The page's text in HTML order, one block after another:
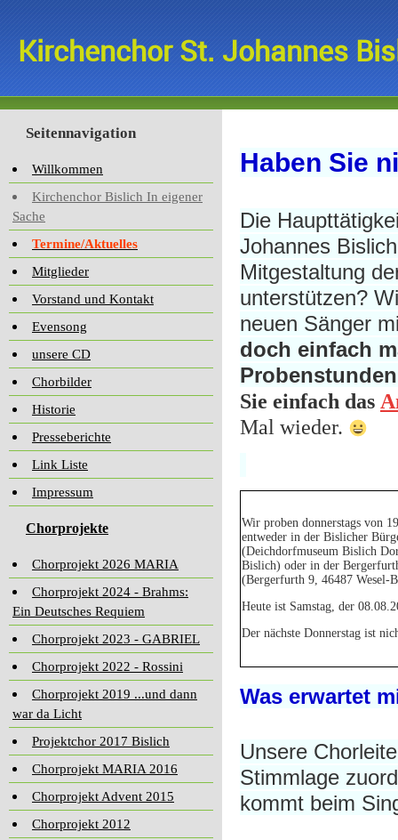
Kirchenchor St. Johannes
Seitennavigation
Willkommen
Kirchenchor Bislich In eigener
Sache
Termine/Aktuelles
Mitglieder
Vorstand und Kontakt
Evensong
unsere CD
Chorbilder
Historie
Presseberichte
Link Liste
Impressum
Chorprojekte
Chorprojekt 2026 MARIA
Chorprojekt 2024 - Brahms:
Ein Deutsches Requiem
Chorprojekt 2023 - GABRIEL
Chorprojekt 2022 - Rossini
Chorprojekt 2019 ...und dann
war da Licht
Projektchor 2017 Bislich
Chorprojekt MARIA 2016
Chorprojekt Advent 2015
Chorprojekt 2012
Haben Sie
Die
Johannes
Mitgestaltung
unterstützen?
neuen Sänger
doch einfach
Sie einfach das
Mal wieder.
Wir proben donnerstags von
entweder in der Bislicher
(Deichdorfmuseum Bislich
Bislich) oder in der
(Bergerfurth 9, 46487 Wesel-
Heute ist Samstag, der
Der nächste Donnerstag ist
Was erwartet
Unsere
Stimmlage
kommt beim